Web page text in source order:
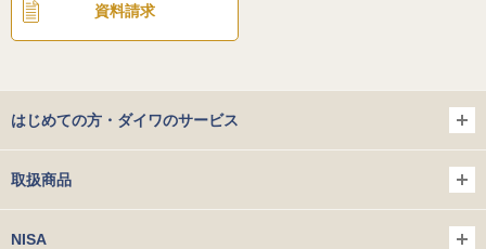
資料請求
はじめての方・ダイワのサービス
取扱商品
NISA